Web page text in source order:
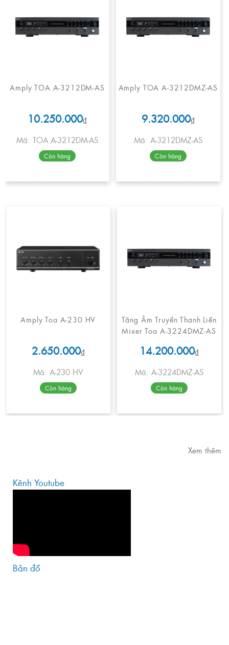
Amply TOA A-3212DM-AS
10.250.000₫
Mã: TOA A-3212DM-AS
Còn hàng
Amply TOA A-3212DMZ-AS
9.320.000₫
Mã: A-3212DMZ-AS
Còn hàng
Amply Toa A-230 HV
2.650.000₫
Mã: A-230 HV
Còn hàng
Tăng Âm Truyền Thanh Liền
Mixer Toa A-3224DMZ-AS
14.200.000₫
Mã: A-3224DMZ-AS
Còn hàng
Xem thêm
Kênh Youtube
Bản đồ